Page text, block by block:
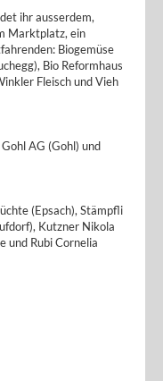
ihr ausserdem,
Marktplatz, ein
Biogemüse
Bio Reformhaus
Fleisch und Vieh
AG (Gohl) und
(Epsach), Stämpfli
Kutzner Nikola
und Rubi Cornelia